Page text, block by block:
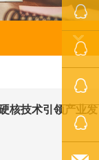
核技术引领产业发
罗经理
萧先生
冯小姐